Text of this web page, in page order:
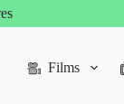
Films